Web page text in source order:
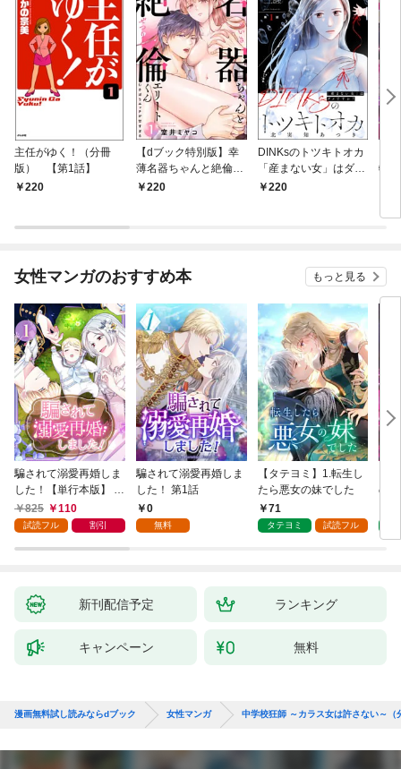
主任がゆく！（分冊
版） 【第1話】
220
【dブック特別版】幸
薄名器ちゃんと絶倫エ
リートくん むさぼりエ
220
DINKsのトツキトオカ
「産まない女」はダメ
ですか？（分冊版）
220
物
話】
女性マンガのおすすめ本 もっと見る
騙されて溺愛再婚しま
した！【単行本版】 1
巻825 110
試読フル 割引
騙されて溺愛再婚しま
した！ 第1話
0
無料
【タテヨミ】1.転生し
たら悪女の妹でした
71
タテヨミ 試読フル
の
新刊配信予定 ランキング
キャンペーン 無料
漫画無料試し読みならdブック 女性マンガ 中学校狂師 ～カラス女は許さない～（